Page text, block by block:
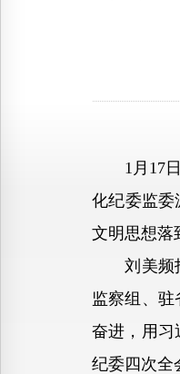
1月17日
化纪委监委
文明思想落
刘美频指
监察组、
奋进，用习
纪委四次全